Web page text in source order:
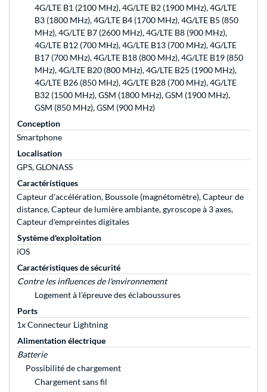
4G/LTE B1 (2100 MHz), 4G/LTE B2 (1900 MHz), 4G/LTE
B3 (1800 MHz), 4G/LTE B4 (1700 MHz), 4G/LTE B5 (850
MHz), 4G/LTE B7 (2600 MHz), 4G/LTE B8 (900 MHz),
4G/LTE B12 (700 MHz), 4G/LTE B13 (700 MHz), 4G/LTE
B17 (700 MHz), 4G/LTE B18 (800 MHz), 4G/LTE B19 (850
MHz), 4G/LTE B20 (800 MHz), 4G/LTE B25 (1900 MHz),
4G/LTE B26 (850 MHz), 4G/LTE B28 (700 MHz), 4G/LTE
B32 (1500 MHz), GSM (1800 MHz), GSM (1900 MHz),
GSM (850 MHz), GSM (900 MHz)
Conception
Smartphone
Localisation
GPS, GLONASS
Caractéristiques
Capteur d'accélération, Boussole (magnétomètre), Capteur de
distance, Capteur de lumière ambiante, gyroscope à 3 axes,
Capteur d'empreintes digitales
Système d'exploitation
iOS
Caractéristiques de sécurité
Contre les influences de l'environnement
Logement à l'épreuve des éclaboussures
Ports
1x Connecteur Lightning
Alimentation électrique
Batterie
Possibilité de chargement
Chargement sans fil